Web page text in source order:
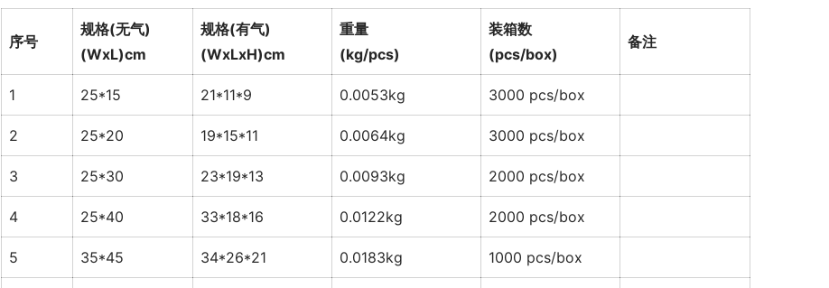
序号
规格(无气)
(WxL)cm
规格(有气)
(WxLxH)cm
重量
(kg/pcs)
装箱数
(pcs/box)
备注
1 25*15 21*11*9 0.0053kg 3000 pcs/box
2 25*20 19*15*11 0.0064kg 3000 pcs/box
3 25*30 23*19*13 0.0093kg 2000 pcs/box
4 25*40 33*18*16 0.0122kg 2000 pcs/box
5 35*45 34*26*21 0.0183kg 1000 pcs/box